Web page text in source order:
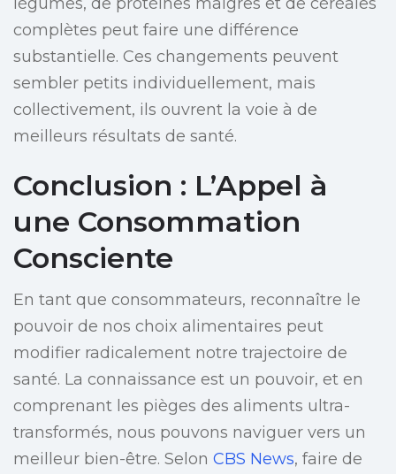
complètes peut faire une différence
substantielle. Ces changements peuvent
sembler petits individuellement, mais
collectivement, ils ouvrent la voie à de
meilleurs résultats de santé.
Conclusion : L’Appel à
une Consommation
Consciente
En tant que consommateurs, reconnaître le
pouvoir de nos choix alimentaires peut
modifier radicalement notre trajectoire de
santé. La connaissance est un pouvoir, et en
comprenant les pièges des aliments ultra-
transformés, nous pouvons naviguer vers un
meilleur bien-être. Selon CBS News, faire de